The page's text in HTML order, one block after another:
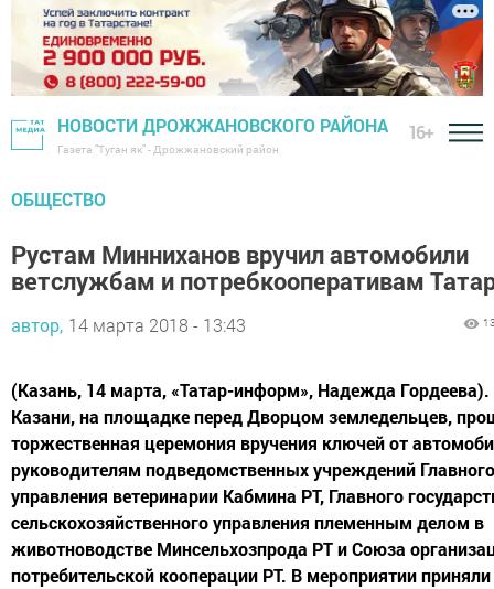
НОВОСТИ ДРОЖЖАНОВСКОГО РАЙОНА
Газета "Туган як" - Дрожжановский район
16+
ОБЩЕСТВО
Рустам Минниханов вручил автомобили
ветслужбам и потребкооперативам
автор, 14 марта 2018 - 13:43
(Казань, 14 марта, «Татар-информ», Надежда Гордеева).
Казани, на площадке перед Дворцом земледельцев,
торжественная церемония вручения ключей от
руководителям подведомственных учреждений Главного
управления ветеринарии Кабмина РТ, Главного
сельскохозяйственного управления племенным делом в
животноводстве Минсельхозпрода РТ и Союза
потребительской кооперации РТ. В мероприятии приняли